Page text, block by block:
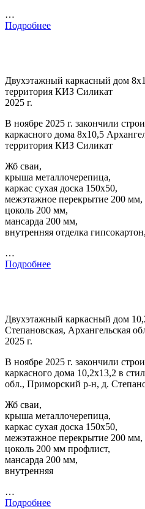
…
Подробнее
Двухэтажный каркасный дом
территория КИЗ Силикат
2025 г.
В ноябре 2025 г. закончили
каркасного дома 8х10,5
территория КИЗ Силикат
Жб сваи,
крыша металлочерепица,
каркас сухая доска 150х50,
межэтажное перекрытие 200 мм,
цоколь 200 мм,
мансарда 200 мм,
внутренняя отделка гипсокартон,
…
Подробнее
Двухэтажный каркасный дом
Степановская, Архангельская
2025 г.
В ноябре 2025 г. закончили
каркасного дома 10,2х13,2 в
обл., Приморский р-н, д.
Жб сваи,
крыша металлочерепица,
каркас сухая доска 150х50,
межэтажное перекрытие 200 мм,
цоколь 200 мм профлист,
мансарда 200 мм,
внутренняя
…
Подробнее